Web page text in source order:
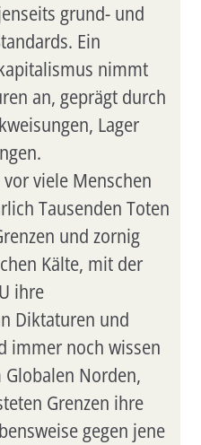
grund- und
Ein
nimmt
an, geprägt durch
Lager
viele Menschen
Tausenden Toten
und zornig
Kälte, mit der
ihre
Diktaturen und
immer noch wissen
Norden,
Grenzen ihre
gegen jene